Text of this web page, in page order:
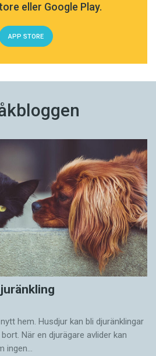
eller Google Play.
APP STORE
hem. Husdjur kan bli djuränklingar
När en djurägare avlider kan
ingen…